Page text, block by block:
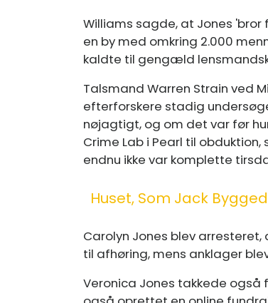
Williams sagde, at Jones
en by med omkring 2.000
kaldte til gengæld
Talsmand Warren Strain ved
efterforskere stadig
nøjagtigt, og om det var før
Crime Lab i Pearl til
endnu ikke var komplette
Huset, Som Jack
Carolyn Jones blev
til afhøring, mens anklager
Veronica Jones takkede også